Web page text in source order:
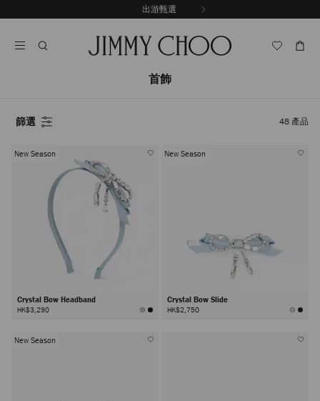
至
出游甄選
首飾
篩選 48 產品
New Season
Crystal Bow Headband
HK$3,290
New Season
Crystal Bow Slide
HK$2,750
New Season